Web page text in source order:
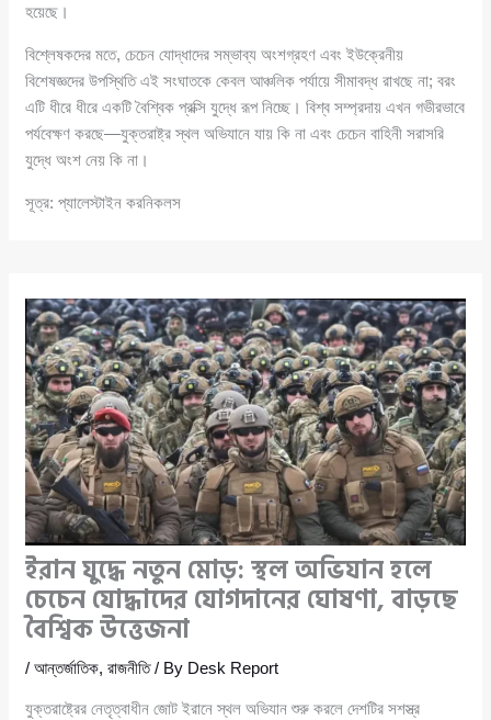
হয়েছে।
বিশ্লেষকদের মতে, চেচেন যোদ্ধাদের সম্ভাব্য অংশগ্রহণ এবং ইউক্রেনীয়
বিশেষজ্ঞদের উপস্থিতি এই সংঘাতকে কেবল আঞ্চলিক পর্যায়ে সীমাবদ্ধ রাখছে না; বরং
এটি ধীরে ধীরে একটি বৈশ্বিক প্রক্সি যুদ্ধে রূপ নিচ্ছে। বিশ্ব সম্প্রদায় এখন গভীরভাবে
পর্যবেক্ষণ করছে—যুক্তরাষ্ট্র স্থল অভিযানে যায় কি না এবং চেচেন বাহিনী সরাসরি
যুদ্ধে অংশ নেয় কি না।
সূত্র: প্যালেস্টাইন করনিকলস
ইরান যুদ্ধে নতুন মোড়: স্থল অভিযান হলে
চেচেন যোদ্ধাদের যোগদানের ঘোষণা, বাড়ছে
বৈশ্বিক উত্তেজনা
/আন্তর্জাতিক,রাজনীতি/ By Desk Report
যুক্তরাষ্ট্রের নেতৃত্বাধীন জোট ইরানে স্থল অভিযান শুরু করলে দেশটির সশস্ত্র